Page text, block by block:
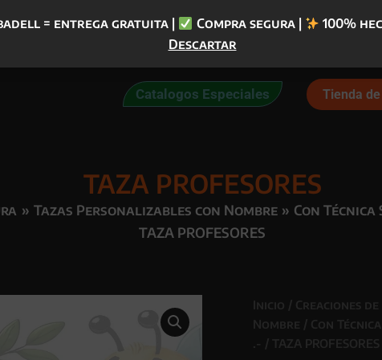
= entrega gratuita | Compra segura | 100%
Descartar
Catalogos Especiales Tienda
TAZA PROFESORES
Tazas Personalizables con Nombre
Con
TAZA PROFESORES
/
Nombre
/
Con
/ TAZA PROFESORES